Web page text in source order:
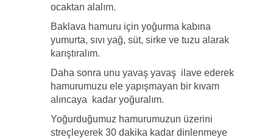
ocaktan alalım.
Baklava hamuru için yoğurma kabına
yumurta, sıvı yağ, süt, sirke ve tuzu alarak
karıştıralım.
Daha sonra unu yavaş yavaş ilave ederek
hamurumuzu ele yapışmayan bir kıvam
alıncaya kadar yoğuralım.
Yoğurduğumuz hamurumuzun üzerini
streçleyerek 30 dakika kadar dinlenmeye